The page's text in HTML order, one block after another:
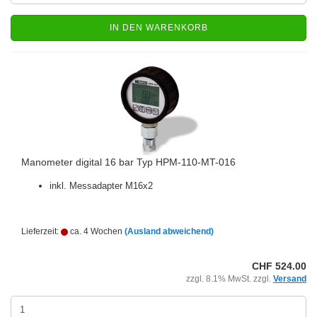
IN DEN WARENKORB
Manometer digital 16 bar Typ HPM-110-MT-016
inkl. Messadapter M16x2
Lieferzeit: ca. 4 Wochen (Ausland abweichend)
CHF 524.00
zzgl. 8.1% MwSt. zzgl. Versand